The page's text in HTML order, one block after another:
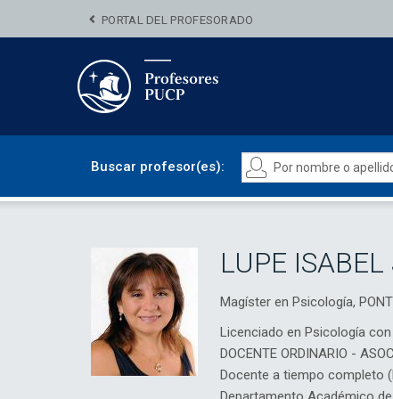
PORTAL DEL PROFESORADO
Buscar profesor(es):
LUPE
Magíster en Psicología,
Licenciado en Psicología
DOCENTE ORDINARIO -
Docente a tiempo completo